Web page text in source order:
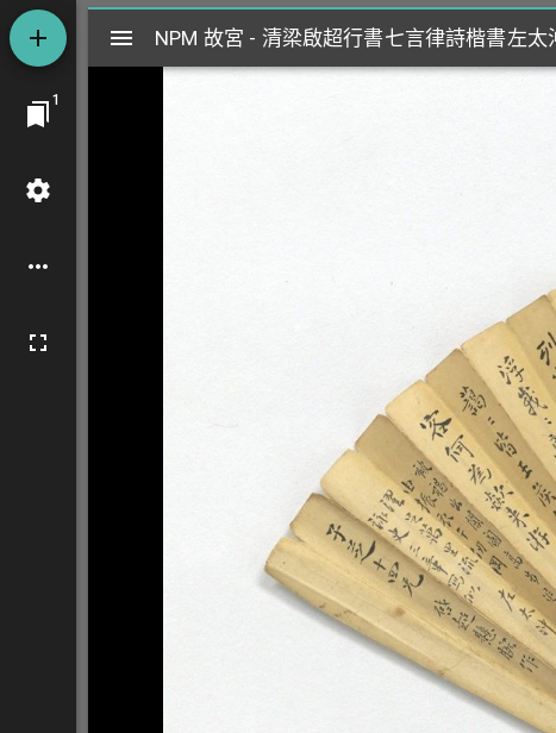
1
Mirador
閱
NPM 故宮 - 清梁啟超行書七言律詩楷書左
NPM 故宮 - 清梁啟超行書七言律詩楷書左